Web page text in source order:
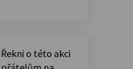
Řekni o této akci